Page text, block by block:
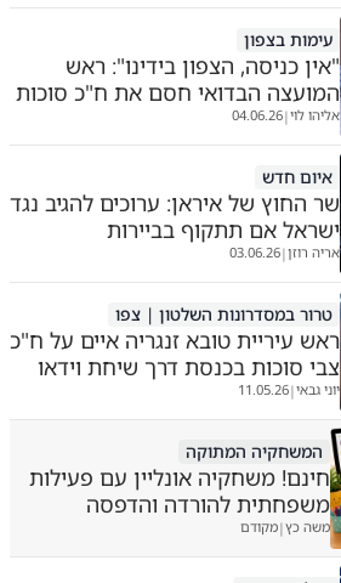
עימות בצפון
"אין כניסה, הצפון בידינו": ראש
המועצה הבדואי חסם את ח"כ סוכות
אליהו לוי|
04.06.26
איום חדש
שר החוץ של איראן: ערוכים להגיב נגד
ישראל אם תתקוף בביירות
אריה רוזן|
03.06.26
טרור במסדרונות השלטון | צפו
ראש עיריית טובא זנגריה איים על ח"כ
צבי סוכות בכנסת דרך שיחת וידאו
יוני גבאי|
11.05.26
המשחקיה המתוקה
חינם! משחקיה אונליין עם פעילות
משפחתית להורדה והדפסה
משה כץ|מקודם